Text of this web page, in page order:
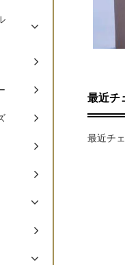
最近チ
最近チ